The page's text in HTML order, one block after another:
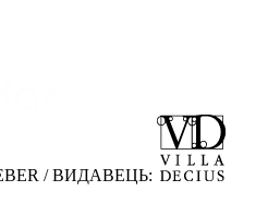
/ ВИДАВЕЦЬ: